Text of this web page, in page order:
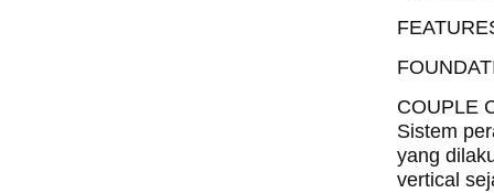
COUPLE
Sistem
yang
vertical